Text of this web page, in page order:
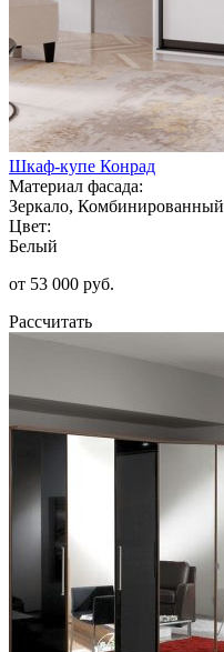
Шкаф-купе Конрад
Материал фасада:
Зеркало, Комбинированный
Цвет:
Белый
от 53 000 руб.
Рассчитать